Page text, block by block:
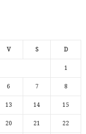
V S D
1
6 7 8
13 14 15
20 21 22